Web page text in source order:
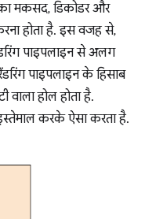
मकसद, डिकोडर और
होता है. इस वजह से,
पाइपलाइन से अलग
पाइपलाइन के हिसाब
वाला होल होता है.
करके ऐसा करता है.